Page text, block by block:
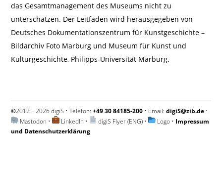
das Gesamtmanagement des Museums nicht zu
unterschätzen. Der Leitfaden wird herausgegeben von
Deutsches Dokumentationszentrum für Kunstgeschichte –
Bildarchiv Foto Marburg und Museum für Kunst und
Kulturgeschichte, Philipps-Universität Marburg.
©2012 – 2026 digiS • Telefon:+49 30 84185-200 • Email:digiS@zib.de •
Mastodon • LinkedIn • digiS Flyer (ENG) • Logo • Impressum
und Datenschutzerklärung